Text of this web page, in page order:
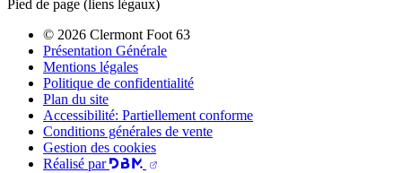
Pied de page (liens légaux)
© 2026 Clermont Foot 63
Présentation Générale
Mentions légales
Politique de confidentialité
Plan du site
Accessibilité: Partiellement conforme
Conditions générales de vente
Gestion des cookies
Réalisé par